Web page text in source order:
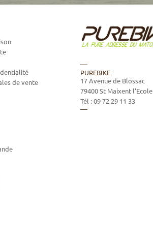
de vente
PUREBIKE
17 Avenue de Blossac
79400St Maixent l'Ecole
Tél :09 72 29 11 33